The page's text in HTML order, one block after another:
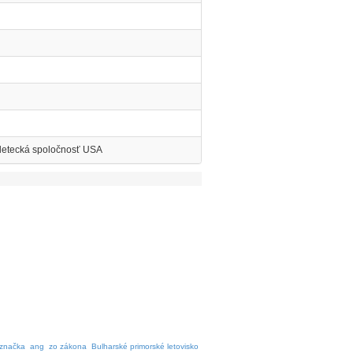
spoločnosť USA
ang zo zákona Bulharské primorské letovisko